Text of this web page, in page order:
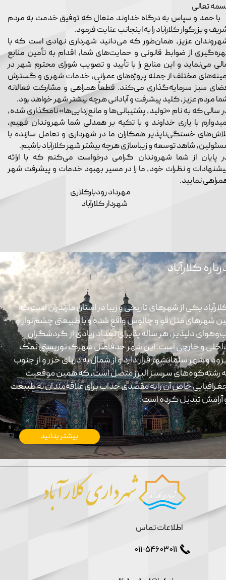
تعالی
حمد و سپاس به درگاه خداوند متعال که توفیق خدمت به مردم
و بزرگوار کلارآباد را به اینجانب عنایت فرمود.
عزیز، همان‌طور که می‌دانید شهرداری نهادی است که با
از ضوابط قانونی و حمایت‌های شما، اقدام به تأمین منابع
می‌نماید و این منابع را با تأیید و تصویب شورای محترم شهر در
مختلف از جمله پروژه‌های عمرانی، خدمات شهری و گسترش
سبز سرمایه‌گذاری می‌کند. قطعاً همراهی و مشارکت فعالانه
مردم عزیز، کلید پیشرفت و آبادانی هرچه بیشتر شهر خواهد بود.
سالی که به نام «تولید، پشتیبانی‌ها و مانع‌زدایی‌ها» نامگذاری شده،
با یاری خداوند و با تکیه بر همدلی شما شهروندان فهیم،
خستگی‌ناپذیر همکاران ما در شهرداری و تعامل سازنده با
شاهد توسعه و زیباسازی هرچه بیشتر شهر کلارآباد باشیم.
پایان از شما شهروندان گرامی درخواست می‌کنم که با ارائه
و نظرات خود، ما را در مسیر بهبود خدمات و پیشرفت شهر
نمایید.
رودبارکلاری
کلارآباد
کلارآباد
بیشتر بدانید
یکی از شهرهای تاریخی و زیبا در استان مازندران است که
شهرهای متل قو و چالوس واقع شده و با طبیعتی چشم‌نواز و
دلپذیر، هر ساله پذیرای تعداد زیادی از گردشگران
و خارجی است. این شهر حدفاصل شهرک توریستی نمک
و شهر سلمانشهر قرار دارد و از شمال به دریای خزر و از جنوب
رشته‌کوه‌های سرسبز البرز متصل است، که همین موقعیت
خاص آن را به مقصدی جذاب برای علاقه‌مندان به طبیعت
آرامش تبدیل کرده است.
اطلاعات تماس
011-54603011